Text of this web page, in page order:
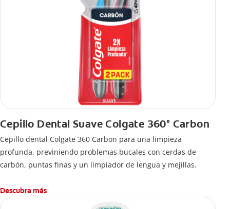
Cepillo Dental Suave Colgate 360° Carbon
Cepillo dental Colgate 360 ​​Carbon para una limpieza
profunda, previniendo problemas bucales con cerdas de
carbón, puntas finas y un limpiador de lengua y mejillas.
Descubra más